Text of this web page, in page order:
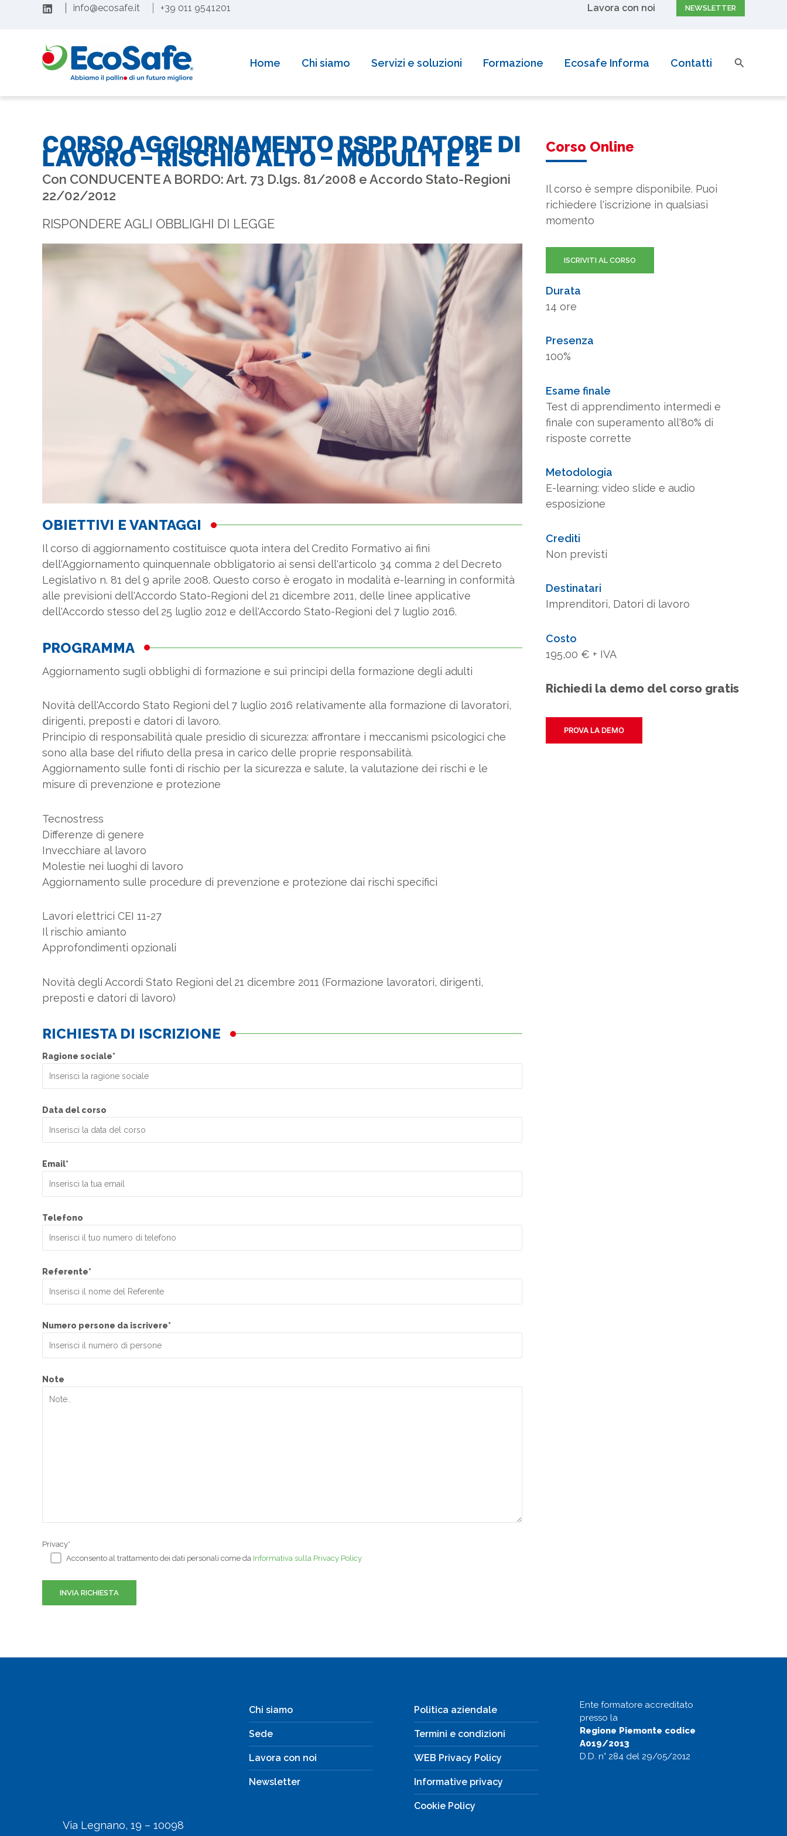
info@ecosafe.it +39 011 9541201 Lavora con noi NEWSLETTER
Home Chi siamo Servizi e soluzioni Formazione Ecosafe Informa Contatti Cerca
CORSO AGGIORNAMENTO RSPP DATORE DI
LAVORO – RISCHIO ALTO – MODULI 1 E 2
Con CONDUCENTE A BORDO: Art. 73 D.lgs. 81/2008 e Accordo Stato-Regioni
22/02/2012
RISPONDERE AGLI OBBLIGHI DI LEGGE
OBIETTIVI E VANTAGGI
Il corso di aggiornamento costituisce quota intera del Credito Formativo ai fini
dell'Aggiornamento quinquennale obbligatorio ai sensi dell'articolo 34 comma 2 del Decreto
Legislativo n. 81 del 9 aprile 2008. Questo corso è erogato in modalità e-learning in conformità
alle previsioni dell'Accordo Stato-Regioni del 21 dicembre 2011, delle linee applicative
dell'Accordo stesso del 25 luglio 2012 e dell'Accordo Stato-Regioni del 7 luglio 2016.
PROGRAMMA
Aggiornamento sugli obblighi di formazione e sui principi della formazione degli adulti
Novità dell'Accordo Stato Regioni del 7 luglio 2016 relativamente alla formazione di lavoratori,
dirigenti, preposti e datori di lavoro.
Principio di responsabilità quale presidio di sicurezza: affrontare i meccanismi psicologici che
sono alla base del rifiuto della presa in carico delle proprie responsabilità.
Aggiornamento sulle fonti di rischio per la sicurezza e salute, la valutazione dei rischi e le
misure di prevenzione e protezione
Tecnostress
Differenze di genere
Invecchiare al lavoro
Molestie nei luoghi di lavoro
Aggiornamento sulle procedure di prevenzione e protezione dai rischi specifici
Lavori elettrici CEI 11-27
Il rischio amianto
Approfondimenti opzionali
Novità degli Accordi Stato Regioni del 21 dicembre 2011 (Formazione lavoratori, dirigenti,
preposti e datori di lavoro)
RICHIESTA DI ISCRIZIONE
Ragione sociale*
Data del corso
Email*
Telefono
Referente*
Numero persone da iscrivere*
Note
Privacy*
Acconsento al trattamento dei dati personali come da Informativa sulla Privacy Policy
Corso Online
Il corso è sempre disponibile. Puoi
richiedere l'iscrizione in qualsiasi
momento
ISCRIVITI AL CORSO
Durata
14 ore
Presenza
100%
Esame finale
Test di apprendimento intermedi e
finale con superamento all'80% di
risposte corrette
Metodologia
E-learning: video slide e audio
esposizione
Crediti
Non previsti
Destinatari
Imprenditori, Datori di lavoro
Costo
195,00 € + IVA
Richiedi la demo del corso gratis
PROVA LA DEMO
info@ecosafe.it
Chi siamo
Sede
Lavora con noi
Newsletter
Politica aziendale
Termini e condizioni
WEB Privacy Policy
Informative privacy
Cookie Policy
Ente formatore accreditato
presso la
Regione Piemonte codice
A019/2013
D.D. n° 284 del 29/05/2012